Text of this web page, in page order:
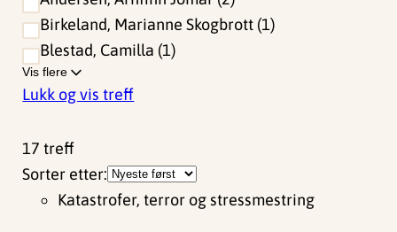
Birkeland, Marianne Skogbrott 1
Blestad, Camilla 1
Vis flere
Lukk og vis treff
17 treff
Sorter etter:
Katastrofer, terror og stressmestring